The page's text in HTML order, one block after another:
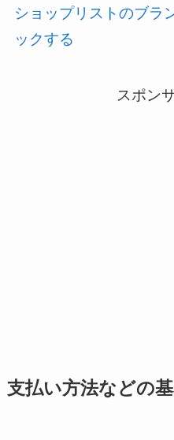
ショップリストのブラ
ックする
スポン
支払い方法などの